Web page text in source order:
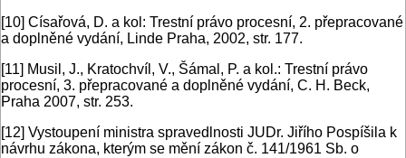
[10] Císařová, D. a kol: Trestní právo procesní, 2. přepracované
a doplněné vydání, Linde Praha, 2002, str. 177.
[11] Musil, J., Kratochvíl, V., Šámal, P. a kol.: Trestní právo
procesní, 3. přepracované a doplněné vydání, C. H. Beck,
Praha 2007, str. 253.
[12] Vystoupení ministra spravedlnosti JUDr. Jiřího Pospíšila k
návrhu zákona, kterým se mění zákon č. 141/1961 Sb. o